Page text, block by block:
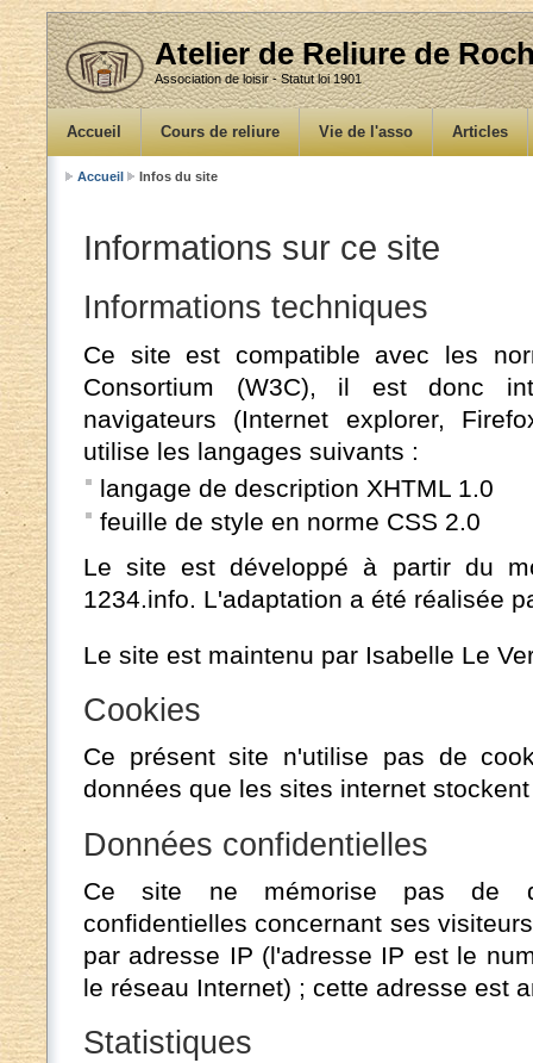
Atelier de Reliure de
Association de loisir - Statut loi 1901
Accueil Cours de reliure Vie de l'asso Articles
Accueil Infos du site
Informations sur ce site
Informations techniques
Ce site est compatible avec les
Consortium (W3C), il est donc
navigateurs (Internet explorer,
utilise les langages suivants :
langage de description XHTML 1.0
feuille de style en norme CSS 2.0
Le site est développé à partir du
1234.info. L'adaptation a été réalisée
Le site est maintenu par Isabelle Le
Cookies
Ce présent site n'utilise pas de
données que les sites internet
Données confidentielles
Ce site ne mémorise pas de
confidentielles concernant ses
par adresse IP (l'adresse IP est le
le réseau Internet) ; cette adresse est
Statistiques